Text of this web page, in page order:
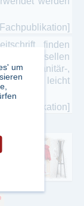
finden
Gesellen
der Sanitär-,
In leicht
um